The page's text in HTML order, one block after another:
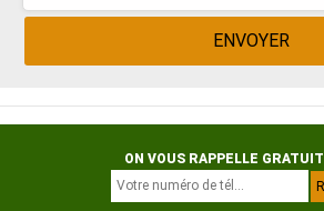
ON VOUS RAPPELLE